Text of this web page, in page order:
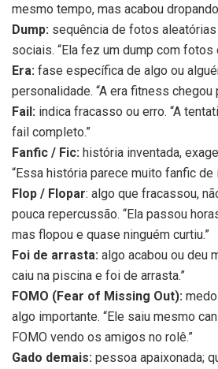
mesmo tempo, mas acabou
Dump: sequência de fotos
sociais. “Ela fez um dump com fotos
Era: fase específica de algo ou
personalidade. “A era fitness chegou
Fail: indica fracasso ou erro. “A
fail completo.”
Fanfic / Fic: história inventada,
“Essa história parece muito fanfic de
Flop / Flopar: algo que fracassou,
pouca repercussão. “Ela passou
mas flopou e quase ninguém curtiu.”
Foi de arrasta: algo acabou ou deu
caiu na piscina e foi de arrasta.”
FOMO (Fear of Missing Out):
algo importante. “Ele saiu mesmo
FOMO vendo os amigos no rolê.”
Gado demais: pessoa apaixonada;